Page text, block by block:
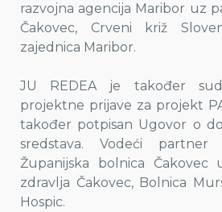
razvojna agencija Maribor uz
Čakovec, Crveni križ
zajednica Maribor.
JU REDEA je također
projektne prijave za projekt
također potpisan Ugovor o
sredstava. Vodeći
Županijska bolnica
zdravlja Čakovec, Bolnica
Hospic.